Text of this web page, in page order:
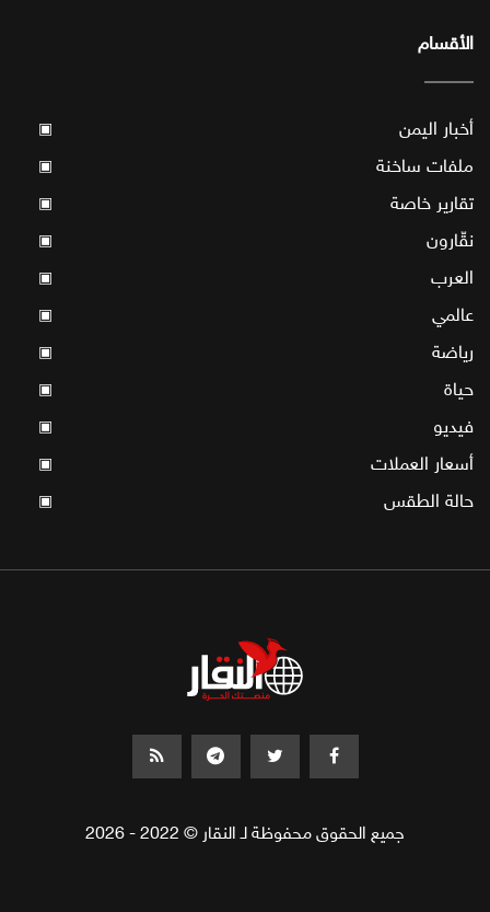
الأقسام
أخبار اليمن ▣
ملفات ساخنة ▣
تقارير خاصة ▣
نقّارون ▣
العرب ▣
عالمي ▣
رياضة ▣
حياة ▣
فيديو ▣
أسعار العملات ▣
حالة الطقس ▣
جميع الحقوق محفوظة لـ النقار © 2022 - 2026